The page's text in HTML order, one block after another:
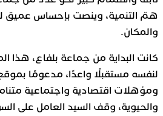
همّ التنمية، وينصت بإحساس عميق
والمكان.
كانت البداية من جماعة بلفاع، هذا
لنفسه مستقبلًا واعدًا، مدعومًا
ومؤهلات اقتصادية واجتماعية
والحيوية، وقف السيد العامل على